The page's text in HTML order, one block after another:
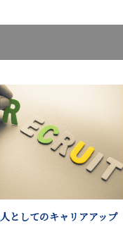
としてのキャリアアップ